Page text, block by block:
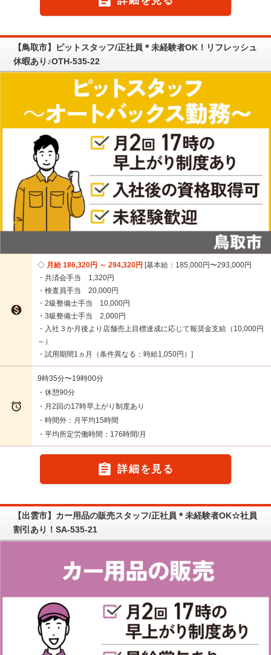
【鳥取市】ピットスタッフ/正社員＊未経験者OK！リフレッシュ
休暇あり♪OTH-535-22

月給 186,320円 ～ 294,320円 基本給：185,000円〜293,000円
・共済会手当 1,320円
・検査員手当 20,000円
・2級整備士手当 10,000円
・3級整備士手当 2,000円
・入社３か月後より店舗売上目標達成に応じて報奨金支給（10,000円
～）
・試用期間1ヵ月（条件異なる：時給1,050円）

9時35分〜19時00分
・休憩90分
・月2回の17時早上がり制度あり
・時間外：月平均15時間
・平均所定労働時間：176時間/月
 詳細を見る
【出雲市】カー用品の販売スタッフ/正社員＊未経験者OK☆社員
割引あり！SA-535-21